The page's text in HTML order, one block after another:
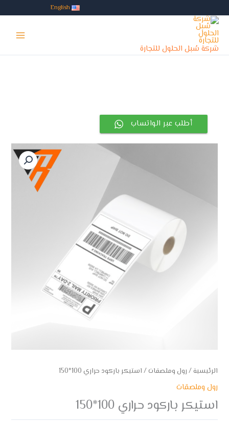
إلى
المحتوى
English
شركة سُبل الحلول للتجارة
Menu
أطلب عبر الواتساب
الرئيسية/رول وملصقات/ استيكر باركود حراري 100*150
رول وملصقات
استيكر باركود حراري 100*150